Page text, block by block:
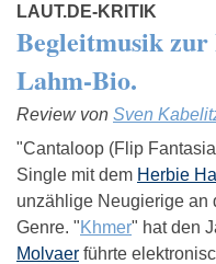
LAUT.DE-KRITIK
Begleitmusik
Lahm-Bio.
Review von Sven
"Cantaloop (Flip
Single mit dem Herbie
unzählige Neugierige an
Genre. "Khmer" hat den
Molvaer führte